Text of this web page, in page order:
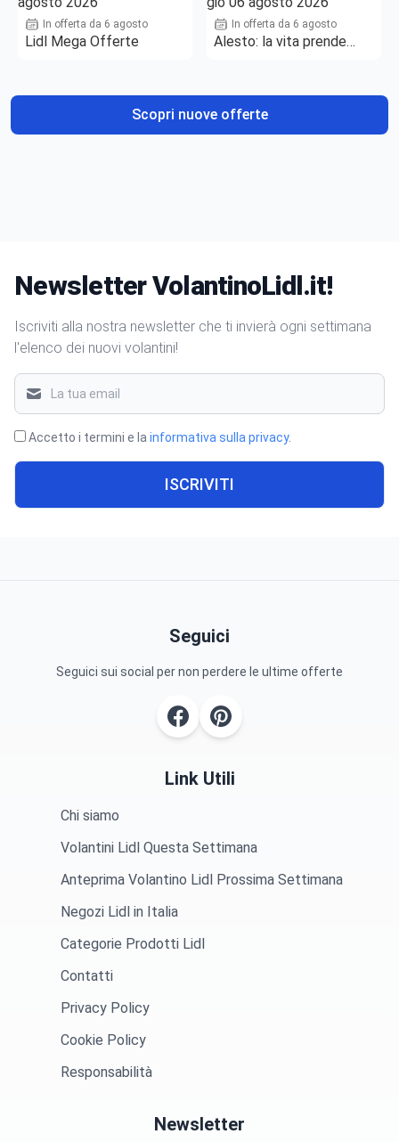
In offerta da 6 agosto
Lidl Mega Offerte
In offerta da 6 agosto
Alesto: la vita prende
Scopri nuove offerte
Newsletter VolantinoLidl.it!
Iscriviti alla nostra newsletter che ti invierà ogni settimana
l'elenco dei nuovi volantini!
Accetto i termini e la informativa sulla privacy.
ISCRIVITI
Seguici
Seguici sui social per non perdere le ultime offerte
Link Utili
Chi siamo
Volantini Lidl Questa Settimana
Anteprima Volantino Lidl Prossima Settimana
Negozi Lidl in Italia
Categorie Prodotti Lidl
Contatti
Privacy Policy
Cookie Policy
Responsabilità
Newsletter